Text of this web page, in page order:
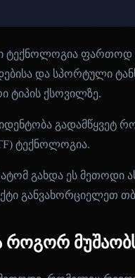
ტექნოლოგია ფართოდ
და სპორტული
ტიპის ქსოვილზე.
გადამწყვეტ
ტექნოლოგია.
გახდა ეს მეთოდი
განვახორციელეთ